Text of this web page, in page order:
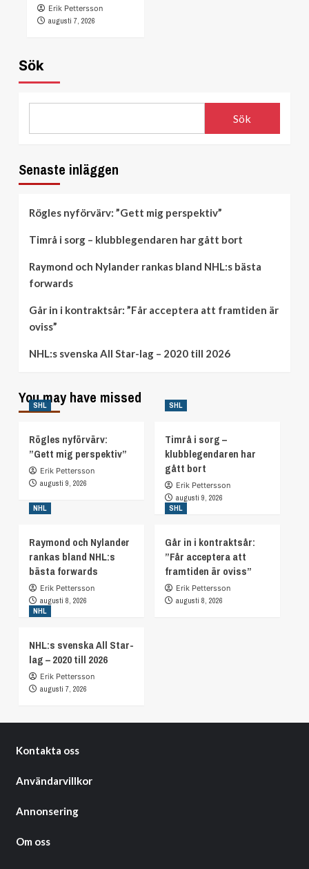
Erik Pettersson
augusti 7, 2026
Sök
Sök
Senaste inläggen
Rögles nyförvärv: ”Gett mig perspektiv”
Timrå i sorg – klubblegendaren har gått bort
Raymond och Nylander rankas bland NHL:s bästa
forwards
Går in i kontraktsår: ”Får acceptera att framtiden är
oviss”
NHL:s svenska All Star-lag – 2020 till 2026
You may have missed
SHL
Rögles nyförvärv:
”Gett mig perspektiv”
Erik Pettersson
augusti 9, 2026
SHL
Timrå i sorg –
klubblegendaren har
gått bort
Erik Pettersson
augusti 9, 2026
NHL
Raymond och Nylander
rankas bland NHL:s
bästa forwards
Erik Pettersson
augusti 8, 2026
SHL
Går in i kontraktsår:
”Får acceptera att
framtiden är oviss”
Erik Pettersson
augusti 8, 2026
NHL
NHL:s svenska All Star-
lag – 2020 till 2026
Erik Pettersson
augusti 7, 2026
Kontakta oss
Användarvillkor
Annonsering
Om oss